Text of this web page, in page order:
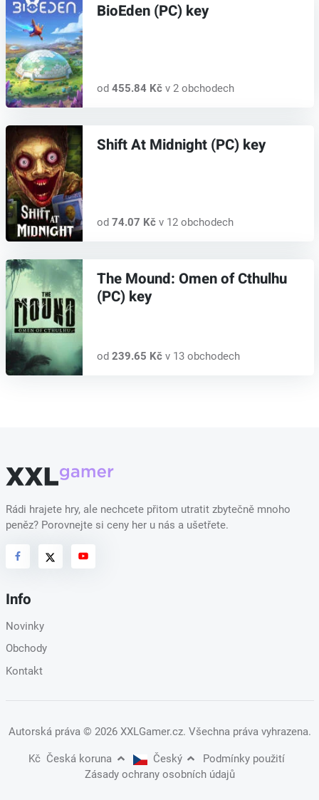
BioEden (PC) key
od 455.84 Kčv 2 obchodech
Shift At Midnight (PC) key
od 74.07 Kčv 12 obchodech
The Mound: Omen of Cthulhu
(PC) key
od 239.65 Kčv 13 obchodech
Rádi hrajete hry, ale nechcete přitom utratit zbytečně mnoho
peněz? Porovnejte si ceny her u nás a ušetřete.
Info
Novinky
Obchody
Kontakt
Autorská práva © 2026 XXLGamer.cz. Všechna práva vyhrazena.
Kč Česká koruna Český
Podmínky použití
Zásady ochrany osobních údajů